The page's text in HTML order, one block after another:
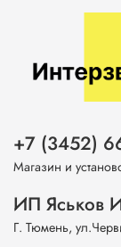
+7 (3452)
Магазин и
ИП Яськов
Г. Тюмень,